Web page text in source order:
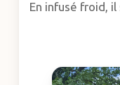
En infusé froid,